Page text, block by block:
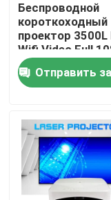
контроль
контактные
Емкостная
Все в одном
Беспроводной
короткоходный
проектор 3500L
Wifi Video Full
80 100 дюймов
Отправить